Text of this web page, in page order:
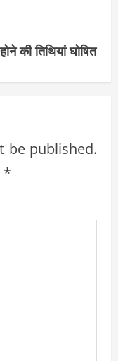
की तिथियां घोषित
be published.
*